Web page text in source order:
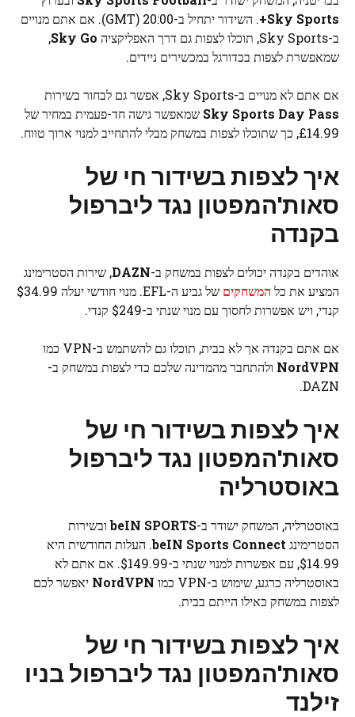
Sky Sports+
. השידור יתחיל ב-20:00 (GMT). אם אתם מנויים
ב-Sky Sports, תוכלו לצפות גם דרך האפליקציה
Sky Go
,
שמאפשרת לצפות בכדורגל במכשירים ניידים.
אם אתם לא מנויים ב-Sky Sports, אפשר גם לבחור בשירות
Sky Sports Day Pass שמאפשר גישה חד-פעמית במחיר של
£14.99, כך שתוכלו לצפות במשחק מבלי להתחייב למנוי ארוך טווח.
איך לצפות בשידור חי של
סאות'המפטון נגד ליברפול
בקנדה
אוהדים בקנדה יכולים לצפות במשחק ב-DAZN, שירות הסטרימינג
המציע את כל המשחקים
של גביע ה-EFL. מנוי חודשי יעלה $34.99
קנדי, ויש אפשרות לחסוך עם מנוי שנתי ב-$249 קנדי.
אם אתם בקנדה אך לא בבית, תוכלו גם להשתמש ב-VPN כמו
NordVPN ולהתחבר מהמדינה שלכם כדי לצפות במשחק ב-
DAZN.
איך לצפות בשידור חי של
סאות'המפטון נגד ליברפול
באוסטרליה
באוסטרליה, המשחק ישודר ב-beIN SPORTSובשירות
הסטרימינג beIN Sports Connect. העלות החודשית היא
$14.99, עם אפשרות למנוי שנתי ב-$149.99. אם אתם לא
באוסטרליה כרגע, שימוש ב-VPN כמו
NordVPN יאפשר לכם
לצפות במשחק כאילו הייתם בבית.
איך לצפות בשידור חי של
סאות'המפטון נגד ליברפול בניו
זילנד